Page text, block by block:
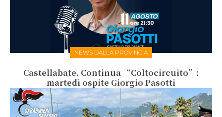
NEWS DALLA PROVINCIA
Castellabate. Continua “Coltocircuito”:
martedì ospite Giorgio Pasotti